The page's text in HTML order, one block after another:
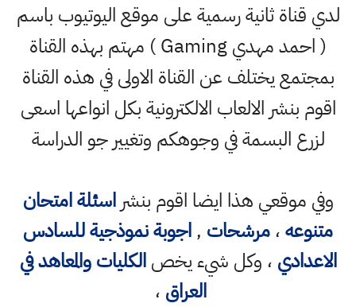
لدي قناة ثانية رسمية على موقع اليوتيوب باسم
( احمد مهدي Gaming ) مهتم بهذه القناة
بمجتمع يختلف عن القناة الاولى في هذه القناة
اقوم بنشر الالعاب الالكترونية بكل انواعها اسعى
لزرع البسمة في وجوهكم وتغيير جو الدراسة
وفي موقعي هذا ايضا اقوم بنشراسئلة امتحان
متنوعه،مرشحات ,اجوبة نموذجية للسادس
الاعدادي ، وكل شيء يخصالكليات والمعاهد في
العراق ،